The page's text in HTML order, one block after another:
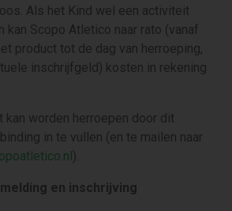
Als het Kind wel een activiteit
kan Scopo Atletico naar rato (vanaf
product tot de dag van herroeping,
inschrijfgeld) kosten in rekening
kan worden herroepen door dit
in te vullen (en te mailen naar
).
en inschrijving